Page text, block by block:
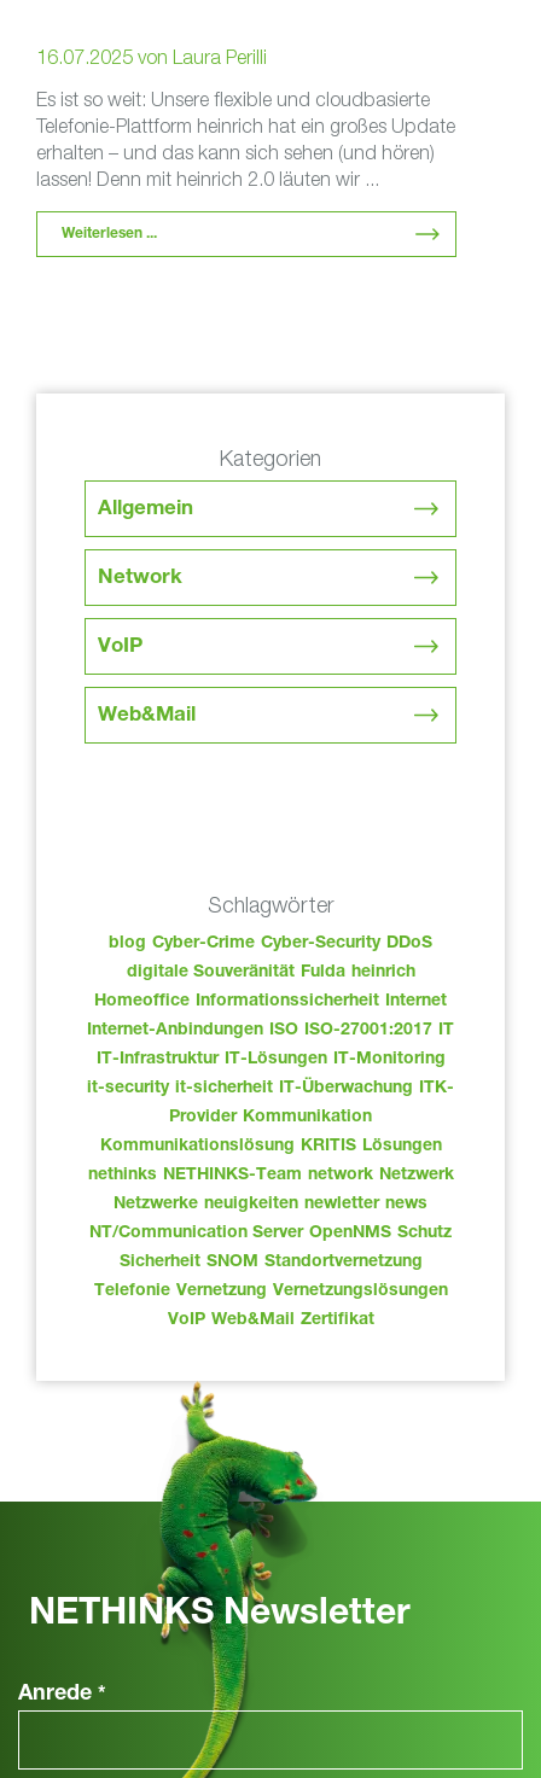
16.07.2025 von Laura Perilli
Es ist so weit: Unsere flexible und cloudbasierte
Telefonie-Plattform heinrich hat ein großes Update
erhalten – und das kann sich sehen (und hören)
lassen! Denn mit heinrich 2.0 läuten wir ...
Weiterlesen ...
Kategorien
Allgemein
Network
VoIP
Web&Mail
Schlagwörter
blog Cyber-Crime Cyber-Security DDoS
digitale Souveränität Fulda heinrich
Homeoffice Informationssicherheit Internet
Internet-Anbindungen ISO ISO-27001:2017 IT
IT-Infrastruktur IT-Lösungen IT-Monitoring
it-security it-sicherheit IT-Überwachung
ITK-
Provider Kommunikation
Kommunikationslösung
KRITIS Lösungen
nethinks NETHINKS-Team network Netzwerk
Netzwerke neuigkeiten newletter news
NT/Communication Server OpenNMS Schutz
Sicherheit SNOM Standortvernetzung
Telefonie Vernetzung Vernetzungslösungen
VoIP Web&Mail Zertifikat
NETHINKS Newsletter
Anrede *